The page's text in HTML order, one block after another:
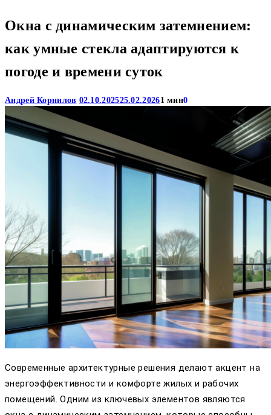
Окна с динамическим затемнением:
как умные стекла адаптируются к
погоде и времени суток
Андрей Корнилов 02.10.202525.02.20261 мин0
Современные архитектурные решения делают акцент на
энергоэффективности и комфорте жилых и рабочих
помещений. Одним из ключевых элементов являются